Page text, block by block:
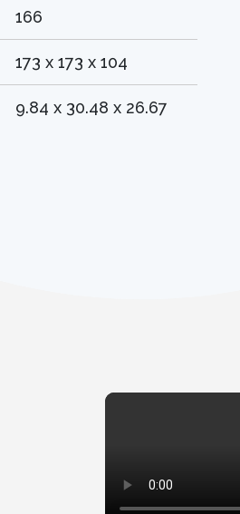
166
173 x 173 x 104
9.84 x 30.48 x 26.67